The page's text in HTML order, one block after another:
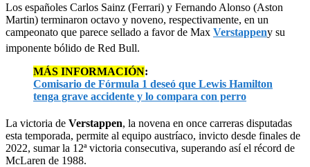
Los españoles Carlos Sainz (Ferrari) y Fernando Alonso (Aston
Martin) terminaron octavo y noveno, respectivamente, en un
campeonato que parece sellado a favor de Max Verstappeny su
imponente bólido de Red Bull.
MÁS INFORMACIÓN:
Comisario de Fórmula 1 deseó que Lewis Hamilton
tenga grave accidente y lo compara con perro
La victoria de Verstappen, la novena en once carreras disputadas
esta temporada, permite al equipo austríaco, invicto desde finales de
2022, sumar la 12ª victoria consecutiva, superando así el récord de
McLaren de 1988.